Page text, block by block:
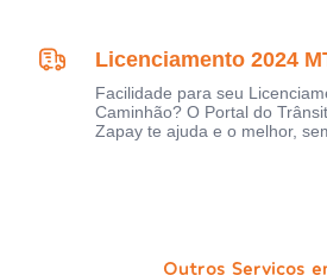
Licenciamento 2024
Facilidade para seu
Caminhão? O Portal do
Zapay te ajuda e o melhor,
Outros Serviços